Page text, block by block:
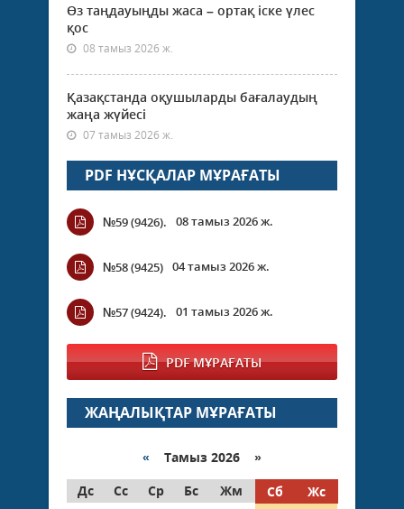
Өз таңдауыңды жаса – ортақ іске үлес
қос
08 тамыз 2026 ж.
Қазақстанда оқушыларды бағалаудың
жаңа жүйесі
07 тамыз 2026 ж.
PDF НҰСҚАЛАР МҰРАҒАТЫ
№59 (9426). 08 тамыз 2026 ж.
№58 (9425) 04 тамыз 2026 ж.
№57 (9424). 01 тамыз 2026 ж.
PDF МҰРАҒАТЫ
ЖАҢАЛЫҚТАР МҰРАҒАТЫ
« Тамыз 2026 »
Дс
Сс Ср Бс Жм Сб
Жс